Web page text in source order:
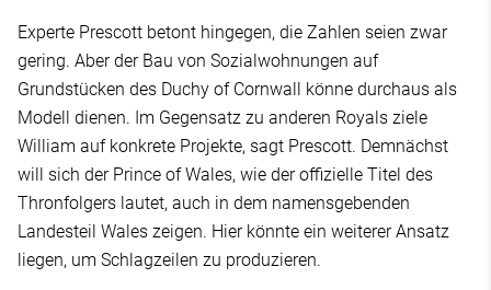
Experte Prescott betont hingegen, die Zahlen seien zwar
gering. Aber der Bau von Sozialwohnungen auf
Grundstücken des Duchy of Cornwall könne durchaus als
Modell dienen. Im Gegensatz zu anderen Royals ziele
William auf konkrete Projekte, sagt Prescott. Demnächst
will sich der Prince of Wales, wie der offizielle Titel des
Thronfolgers lautet, auch in dem namensgebenden
Landesteil Wales zeigen. Hier könnte ein weiterer Ansatz
liegen, um Schlagzeilen zu produzieren.